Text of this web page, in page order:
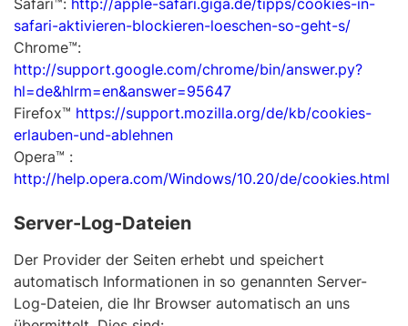
Safari™: http://apple-safari.giga.de/tipps/cookies-in-
safari-aktivieren-blockieren-loeschen-so-geht-s/
Chrome™:
http://support.google.com/chrome/bin/answer.py?
hl=de&hlrm=en&answer=95647
Firefox™ https://support.mozilla.org/de/kb/cookies-
erlauben-und-ablehnen
Opera™ :
http://help.opera.com/Windows/10.20/de/cookies.html
Server-Log-Dateien
Der Provider der Seiten erhebt und speichert
automatisch Informationen in so genannten Server-
Log-Dateien, die Ihr Browser automatisch an uns